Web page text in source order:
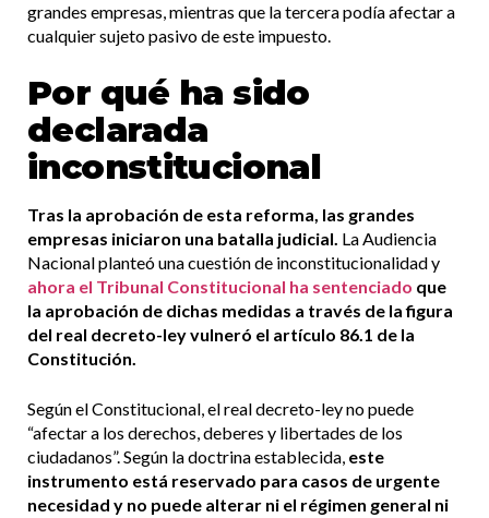
grandes empresas, mientras que la tercera podía afectar a
cualquier sujeto pasivo de este impuesto.
Por qué ha sido
declarada
inconstitucional
Tras la aprobación de esta reforma, las grandes
empresas iniciaron una batalla judicial. La Audiencia
Nacional planteó una cuestión de inconstitucionalidad y
ahora el Tribunal Constitucional ha sentenciado que
la aprobación de dichas medidas a través de la figura
del real decreto-ley vulneró el artículo 86.1 de la
Constitución.
Según el Constitucional, el real decreto-ley no puede
“afectar a los derechos, deberes y libertades de los
ciudadanos”. Según la doctrina establecida, este
instrumento está reservado para casos de urgente
necesidad y no puede alterar ni el régimen general ni